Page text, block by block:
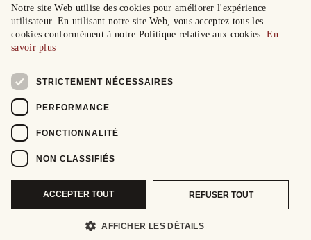
Notre site Web utilise des cookies pour améliorer l'expérience
utilisateur. En utilisant notre site Web, vous acceptez tous les
cookies conformément à notre Politique relative aux cookies.En
savoir plus
STRICTEMENT NÉCESSAIRES
PERFORMANCE
FONCTIONNALITÉ
NON CLASSIFIÉS
ACCEPTER TOUT REFUSER TOUT
AFFICHER LES DÉTAILS